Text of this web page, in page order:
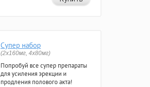
Супер набор
(2х160мг, 4х80мг)
Попробуй все супер препараты
для усиления эрекции и
продления полового акта!